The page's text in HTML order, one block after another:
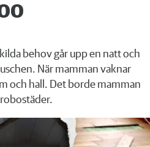
behov går upp en natt och
När mamman vaknar
och hall. Det borde mamman